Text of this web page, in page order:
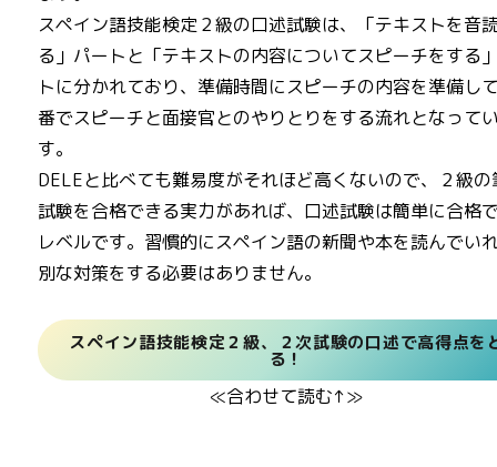
スペイン語技能検定２級の口述試験は、「テキストを音
る」パートと「テキストの内容についてスピーチをする
トに分かれており、準備時間にスピーチの内容を準備し
番でスピーチと面接官とのやりとりをする流れとなって
す。
DELEと比べても難易度がそれほど高くないので、２級の
試験を合格できる実力があれば、口述試験は簡単に合格
レベルです。習慣的にスペイン語の新聞や本を読んでい
別な対策をする必要はありません。
スペイン語技能検定２級、２次試験の口述で高得点を
る！
≪合わせて読む↑≫